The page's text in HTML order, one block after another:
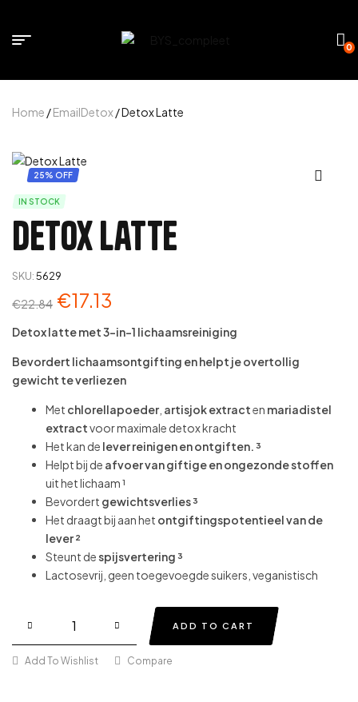
0
Home /EmailDetox/ Detox Latte
25% OFF
IN STOCK
Detox Latte
SKU:5629
€22.84 €17.13
Detox latte met 3-in-1 lichaamsreiniging
Bevordert lichaamsontgifting en helpt je overtollig
gewicht te verliezen
Met chlorellapoeder artisjok extracten mariadistel
extractvoor maximale detox kracht
Het kan de lever reinigen en ontgiften. ³
Helpt bij de afvoer van giftige en ongezonde stoffen
uit het lichaam ¹
Bevordert gewichtsverlies ³
Het draagt bij aan het ontgiftingspotentieel van de
lever ²
Steunt de spijsvertering ³
Lactosevrij, geen toegevoegde suikers, veganistisch
ADD TO CART
Add To Wishlist Compare